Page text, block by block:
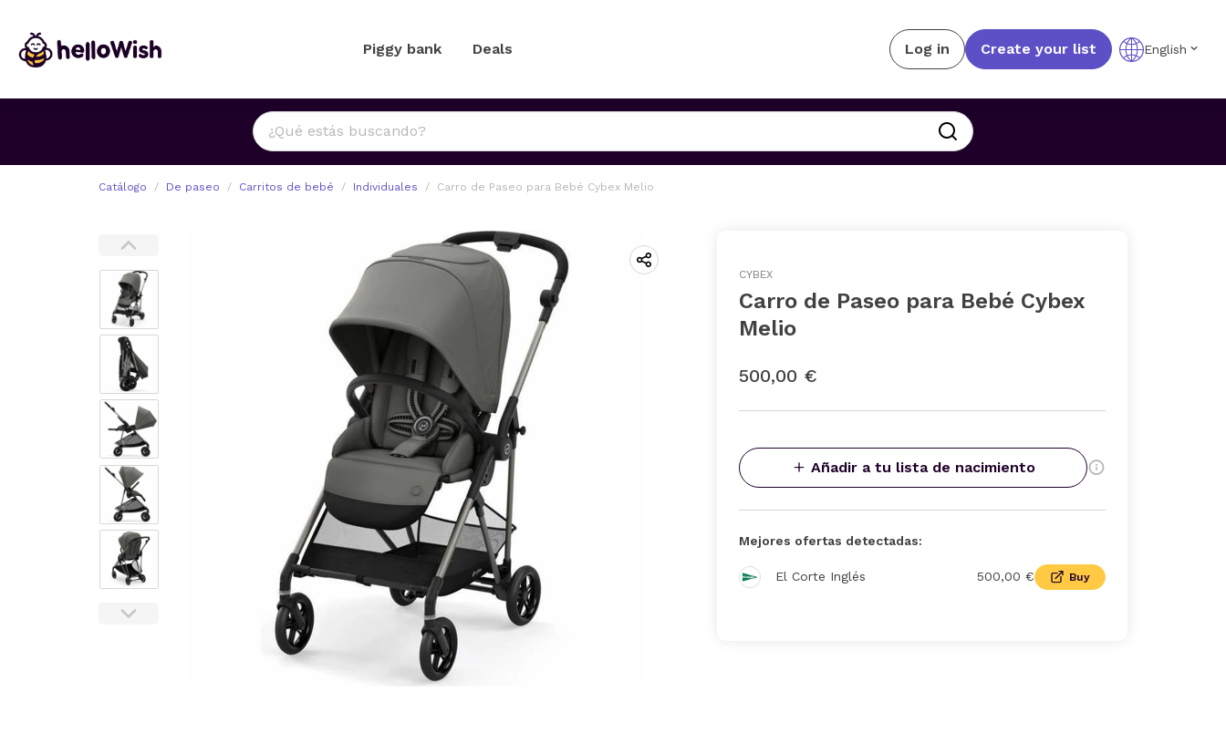
Piggy bank Deals Log in Create your list English
Catálogo De paseo Carritos de bebé Individuales Carro de Paseo para Bebé Cybex Melio
CYBEX
Carro de Paseo para Bebé Cybex
Melio
500,00 €
Añadir a tu lista de nacimiento
Mejores ofertas detectadas:
El Corte Inglés 500,00 € Buy